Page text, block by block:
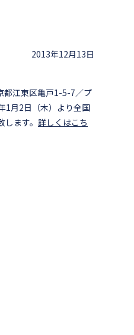
2013年12月13日
都江東区亀戸1-5-7／プ
1月2日（木）より全国
ます。 詳しくはこち